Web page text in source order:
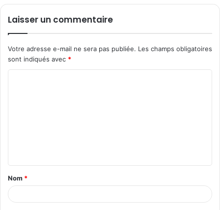
Laisser un commentaire
Votre adresse e-mail ne sera pas publiée. Les champs obligatoires
sont indiqués avec *
t
a
i
Nom *